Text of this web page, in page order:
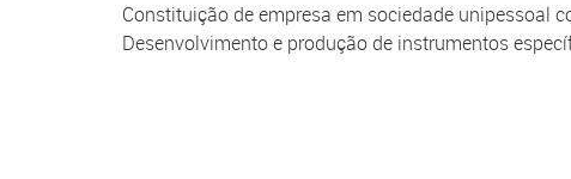
Constituição de empresa em sociedade unipessoal
Desenvolvimento e produção de instrumentos